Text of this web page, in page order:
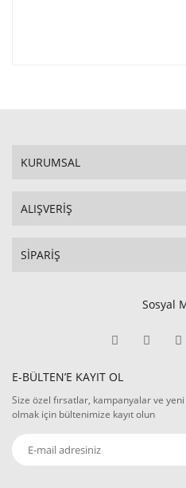
KURUMSAL
ALIŞVERİŞ
SİPARİŞ
Sosyal
E-BÜLTEN’E KAYIT OL
Size özel fırsatlar, kampanyalar ve
olmak için bültenimize kayıt olun